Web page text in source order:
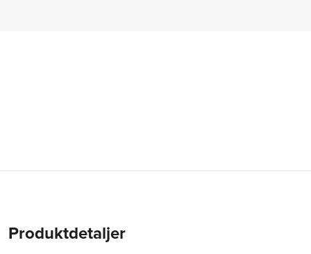
Produktdetaljer